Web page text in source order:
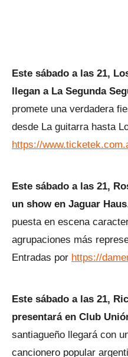
Este sábado a las 21,
llegan a La Segunda
promete una verdadera
desde La guitarra hasta
https://
Este sábado a las 21,
un show en Jaguar Haus
puesta en escena
agrupaciones más
Entradas por https://
Este sábado a las 21,
presentará en Club
santiagueño llegará con
cancionero popular